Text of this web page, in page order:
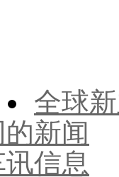
全球
的新闻
信息